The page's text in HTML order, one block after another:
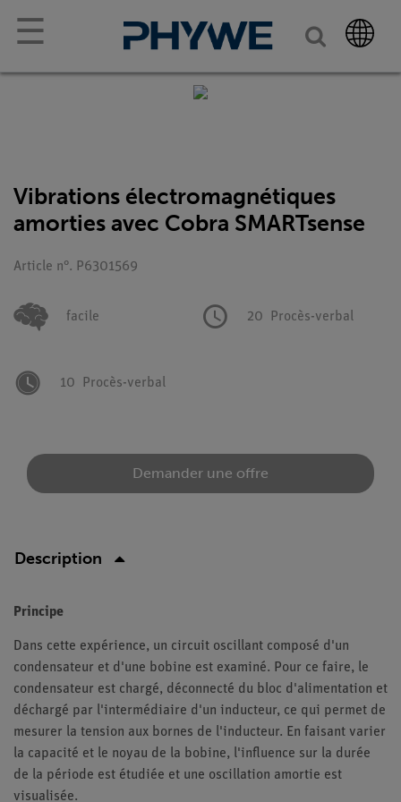
☰
Vibrations électromagnétiques
amorties avec Cobra SMARTsense
Article n°. P6301569
facile 20 Procès-verbal
10 Procès-verbal
Demander une offre
Description
Principe
Dans cette expérience, un circuit oscillant composé d'un
condensateur et d'une bobine est examiné. Pour ce faire, le
condensateur est chargé, déconnecté du bloc d'alimentation et
déchargé par l'intermédiaire d'un inducteur, ce qui permet de
mesurer la tension aux bornes de l'inducteur. En faisant varier
la capacité et le noyau de la bobine, l'influence sur la durée
de la période est étudiée et une oscillation amortie est
visualisée.